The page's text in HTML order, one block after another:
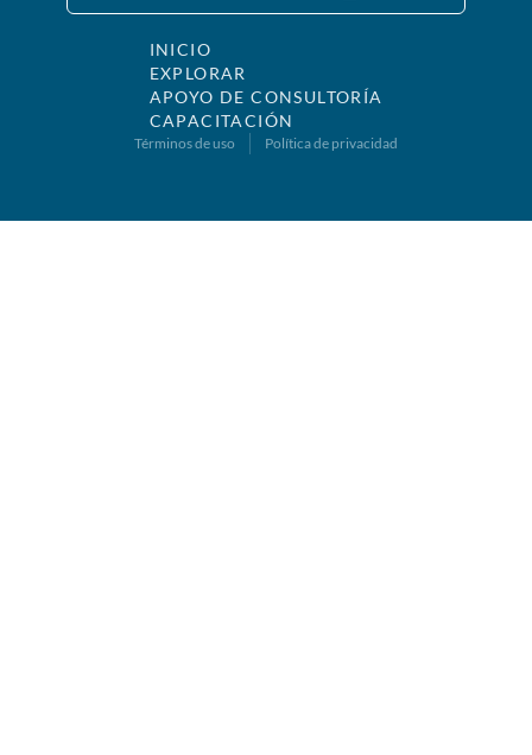
INICIO
EXPLORAR
APOYO DE CONSULTORÍA
CAPACITACIÓN
Términos de uso Política de privacidad